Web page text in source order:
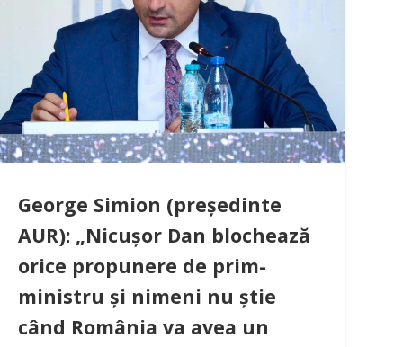
George Simion (președinte
AUR): „Nicușor Dan blochează
orice propunere de prim-
ministru și nimeni nu știe
când România va avea un